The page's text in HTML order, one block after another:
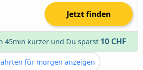
Jetzt finden
45min kürzer und Du sparst 10 CHF
für morgen anzeigen